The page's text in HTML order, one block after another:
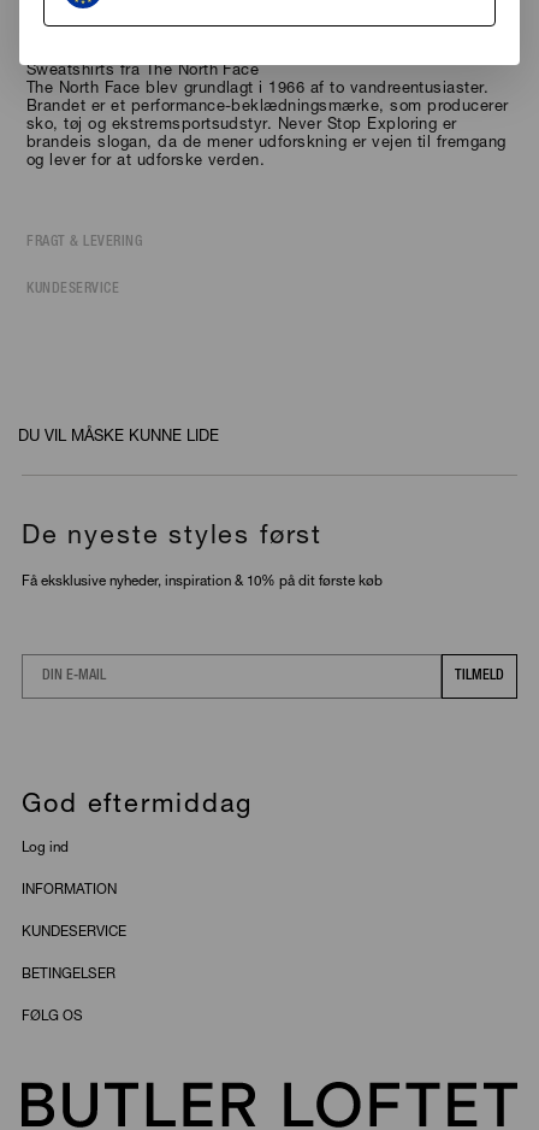
Sweatshirts fra
The North Face
The North Face blev grundlagt i 1966 af to vandreentusiaster.
Brandet er et performance-beklædningsmærke, som producerer
sko, tøj og ekstremsportsudstyr. Never Stop Exploring er
brandeis slogan, da de mener udforskning er vejen til fremgang
og lever for at udforske verden.
FRAGT & LEVERING
KUNDESERVICE
DU VIL MÅSKE KUNNE LIDE
God eftermiddag
Log ind
De nyeste styles først
Få eksklusive nyheder, inspiration & 10% på dit første køb
Email
TILMELD
INFORMATION
KUNDESERVICE
BETINGELSER
FØLG OS